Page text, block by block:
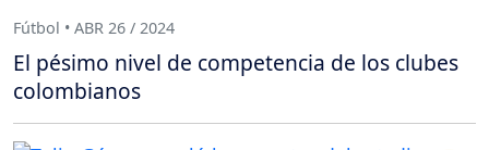
Fútbol • ABR 26 / 2024
El pésimo nivel de competencia de los clubes
colombianos